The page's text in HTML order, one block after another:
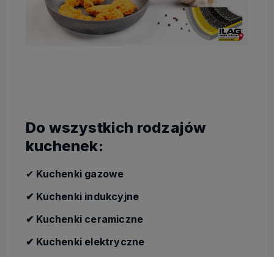
Do wszystkich rodzajów
kuchenek:
✔ Kuchenki gazowe
✔ Kuchenki indukcyjne
✔ Kuchenki ceramiczne
✔ Kuchenki elektryczne